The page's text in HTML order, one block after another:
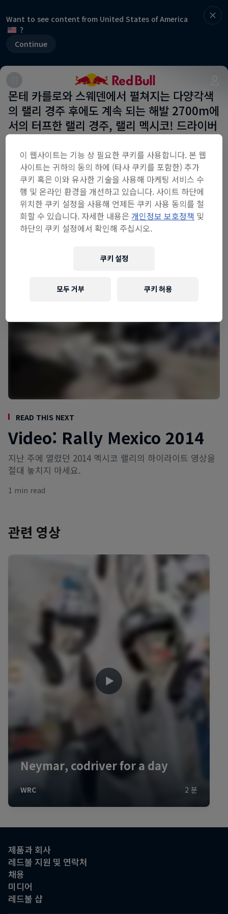
Want to see content from United States of America
?
Continue
몬테 카를로와 스웨덴에서 펼쳐지는 다양각색
의 랠리 경주 후에도 계속 되는 해발 2700m에
서의 터프한 랠리 경주, 랠리 멕시코! 드라이버
들은 숨쉬기도 힘든 이 곳에서 치열한 경주를
펼치게 됩니다.
Part of this event
Sébastien Ogier
France
Read This Next
Video: Rally Mexico 2014
지난 주에 열렸던 2014 멕시코 랠리의 하이라이트 영상을
절대 놓치지 마세요.
1 min read
관련 영상
이 웹사이트는 기능 상 필요한 쿠키를 사용합니다. 본 웹
사이트는 귀하의 동의 하에 (타사 쿠키를 포함한) 추가
쿠키 혹은 이와 유사한 기술을 사용해 마케팅 서비스 수
행 및 온라인 환경을 개선하고 있습니다. 사이트 하단에
위치한 쿠키 설정을 사용해 언제든 쿠키 사용 동의를 철
회할 수 있습니다. 자세한 내용은개인정보 보호정책 및
하단의 쿠키 설정에서 확인해 주십시오.
쿠키 설정
모두 거부 쿠키 허용